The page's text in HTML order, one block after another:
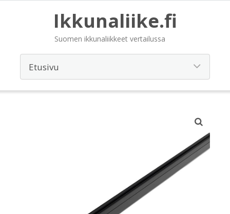
Ikkunaliike.fi
Suomen ikkunaliikkeet vertailussa